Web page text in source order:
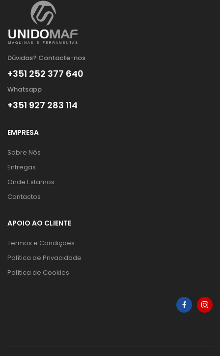
Dúvidas? Contacte-nos
+351 252 377 640
Whatsapp
+351 927 283 114
EMPRESA
Sobre Nós
Entregas
Onde Estamos
Contactos
APOIO AO CLIENTE
Termos e Condições
Política de Privacidade
Política de Cookies